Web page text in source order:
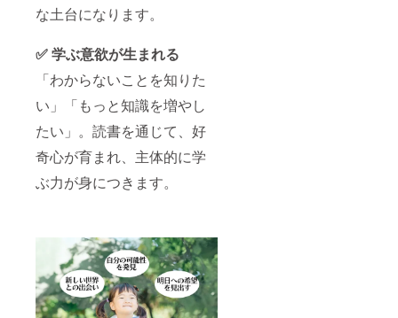
な土台になります。
✅ 学ぶ意欲が生まれる
「わからないことを知りた
い」「もっと知識を増やし
たい」。読書を通じて、好
奇心が育まれ、主体的に学
ぶ力が身につきます。